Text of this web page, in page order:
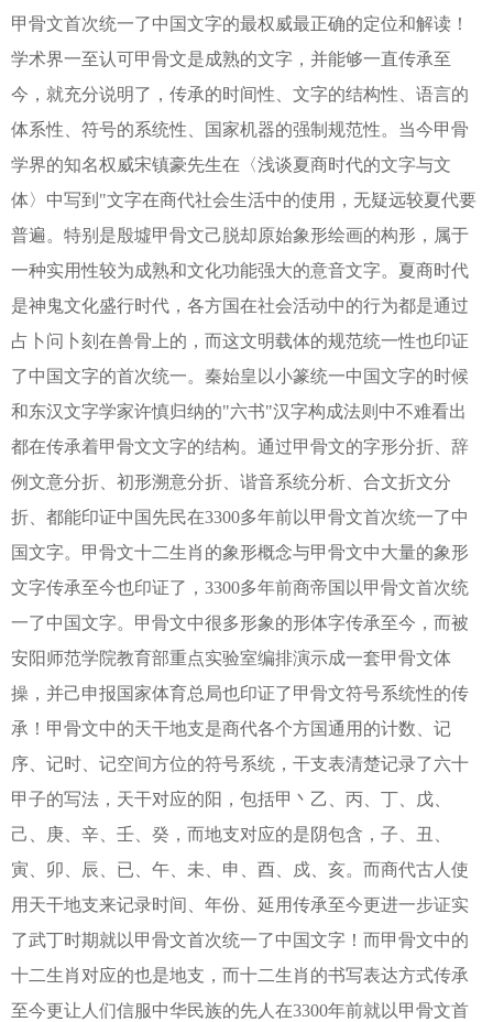
甲骨文首次统一了中国文字的最权威最正确的定位和解读！
学术界一至认可甲骨文是成熟的文字，并能够一直传承至
今，就充分说明了，传承的时间性、文字的结构性、语言的
体系性、符号的系统性、国家机器的强制规范性。当今甲骨
学界的知名权威宋镇豪先生在〈浅谈夏商时代的文字与文
体〉中写到"文字在商代社会生活中的使用，无疑远较夏代要
普遍。特别是殷墟甲骨文己脱却原始象形绘画的构形，属于
一种实用性较为成熟和文化功能强大的意音文字。夏商时代
是神鬼文化盛行时代，各方国在社会活动中的行为都是通过
占卜问卜刻在兽骨上的，而这文明载体的规范统一性也印证
了中国文字的首次统一。秦始皇以小篆统一中国文字的时候
和东汉文字学家许慎归纳的"六书"汉字构成法则中不难看出
都在传承着甲骨文文字的结构。通过甲骨文的字形分折、辞
例文意分折、初形溯意分折、谐音系统分析、合文折文分
折、都能印证中国先民在3300多年前以甲骨文首次统一了中
国文字。甲骨文十二生肖的象形概念与甲骨文中大量的象形
文字传承至今也印证了，3300多年前商帝国以甲骨文首次统
一了中国文字。甲骨文中很多形象的形体字传承至今，而被
安阳师范学院教育部重点实验室编排演示成一套甲骨文体
操，并己申报国家体育总局也印证了甲骨文符号系统性的传
承！甲骨文中的天干地支是商代各个方国通用的计数、记
序、记时、记空间方位的符号系统，干支表清楚记录了六十
甲子的写法，天干对应的阳，包括甲丶乙、丙、丁、戊、
己、庚、辛、壬、癸，而地支对应的是阴包含，子、丑、
寅、卯、辰、已、午、未、申、酉、戍、亥。而商代古人使
用天干地支来记录时间、年份、延用传承至今更进一步证实
了武丁时期就以甲骨文首次统一了中国文字！而甲骨文中的
十二生肖对应的也是地支，而十二生肖的书写表达方式传承
至今更让人们信服中华民族的先人在3300年前就以甲骨文首